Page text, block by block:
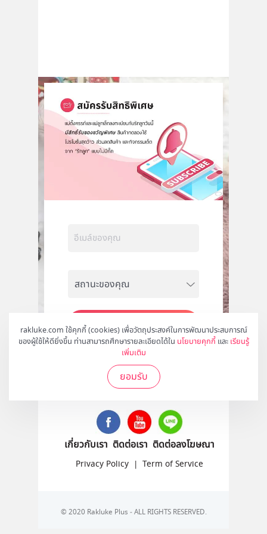
rakluke.com ใช้คุกกี้ (cookies) เพื่อวัตถุประสงค์ในการพัฒนาประสบการณ์
ของผู้ใช้ให้ดียิ่งขึ้น ท่านสามารถศึกษารายละเอียดได้ใน นโยบายคุกกี้ และ เรียนรู้
เพิ่มเติม
ยอมรับ
สมัคร
ติดตามเราได้ที่
เกี่ยวกับเรา ติดต่อเรา ติดต่อลงโฆษณา
Privacy Policy | Term of Service
© 2020 Rakluke Plus - ALL RIGHTS RESERVED.